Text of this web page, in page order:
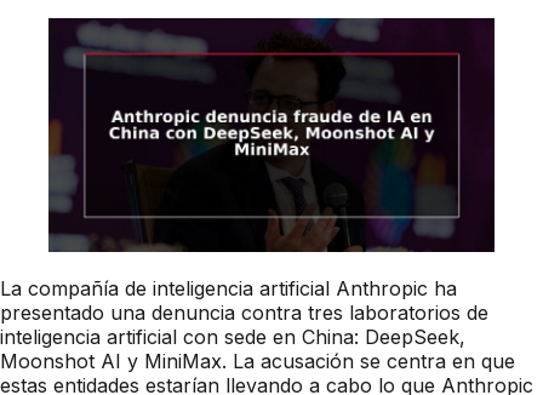
La compañía de inteligencia artificial Anthropic ha
presentado una denuncia contra tres laboratorios de
inteligencia artificial con sede en China: DeepSeek,
Moonshot AI y MiniMax. La acusación se centra en que
estas entidades estarían llevando a cabo lo que Anthropic